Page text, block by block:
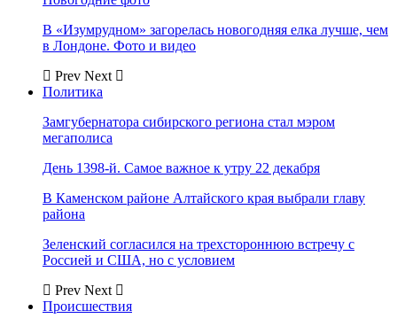
В «Изумрудном» загорелась новогодняя елка лучше, чем
в Лондоне. Фото и видео
Prev Next
Политика
Замгубернатора сибирского региона стал мэром
мегаполиса
День 1398-й. Самое важное к утру 22 декабря
В Каменском районе Алтайского края выбрали главу
района
Зеленский согласился на трехстороннюю встречу с
Россией и США, но с условием
Prev Next
Происшествия